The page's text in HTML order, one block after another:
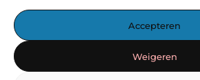
Accepteren
Weigeren
— Laat je inspireren door boeiende
Start vandaag nog met ontdekken